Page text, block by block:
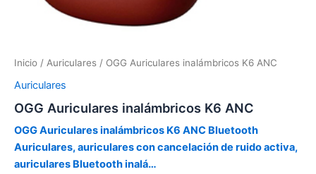
Inicio / Auriculares / OGG Auriculares inalámbricos K6 ANC
Auriculares
OGG Auriculares inalámbricos K6 ANC
OGG Auriculares inalámbricos K6 ANC Bluetooth
Auriculares, auriculares con cancelación de ruido activa,
auriculares Bluetooth inalá…